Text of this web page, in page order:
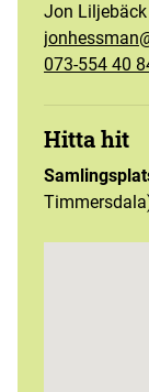
Jon Liljebäck
073-554 40
Hitta hit